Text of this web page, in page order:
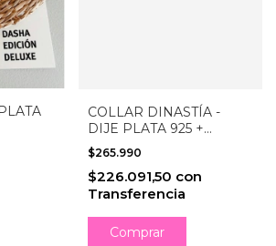
COLLAR DINASTÍA -
DIJE PLATA 925 +
CADENA ACERO
QUIRÚRGICO
$265.990
$226.091,50 con
Transferencia
Comprar